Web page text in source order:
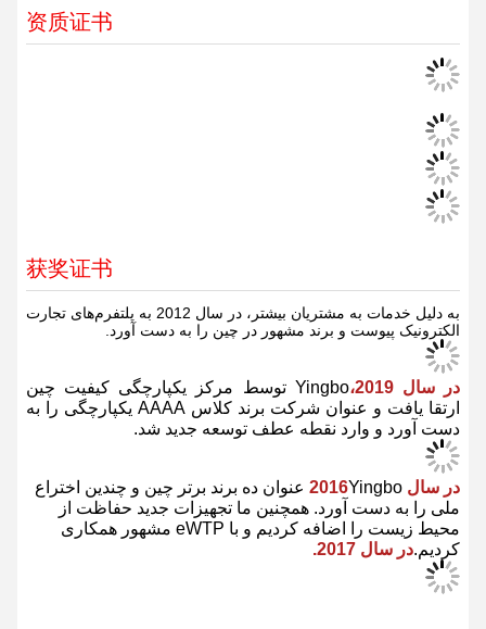
به دلیل خدمات به مشتریان بیشتر، در سال 2012 به پلتفرم‌های تجارت
الکترونیک پیوست و برند مشهور در چین را به دست آورد.
در سال 2019،
Yingbo توسط مرکز یکپارچگی کیفیت چین
ارتقا یافت و عنوان شرکت برند کلاس AAAA یکپارچگی را به
دست آورد و وارد نقطه عطف توسعه جدید شد.
در سال 2016